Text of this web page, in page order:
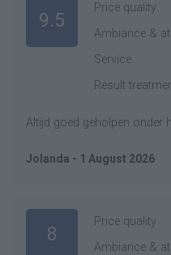
9.5
Price quality
Ambiance &
Service
Result
Altijd goed geholpen onder
Jolanda - 1 August 2026
8
Price quality
Ambiance &